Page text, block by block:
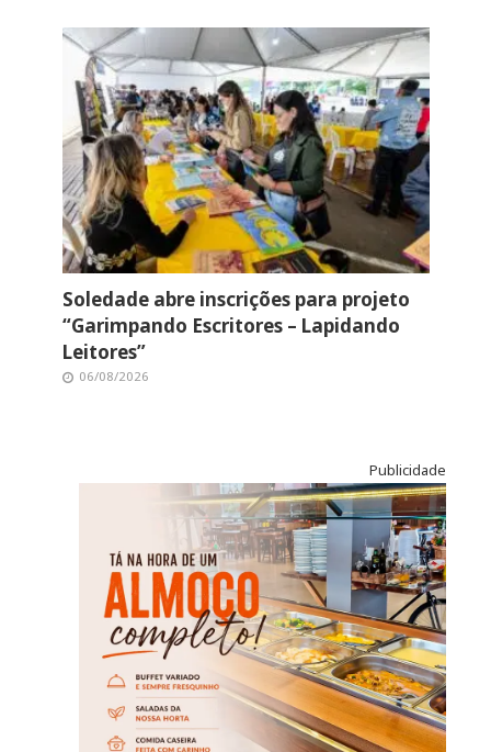
Soledade abre inscrições para projeto
“Garimpando Escritores – Lapidando
Leitores”
06/08/2026
Publicidade